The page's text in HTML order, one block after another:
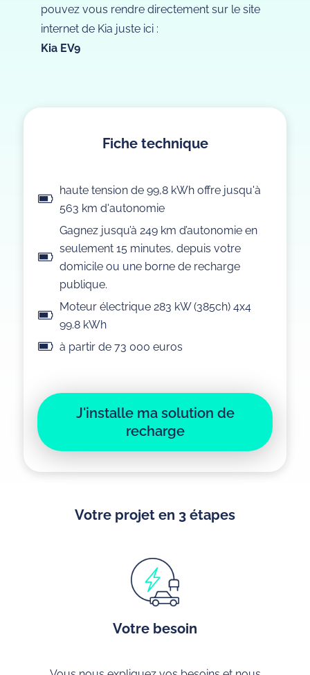
pouvez vous rendre directement sur le site
internet de Kia juste ici :
Kia EV9
Fiche technique
haute tension de 99,8 kWh offre jusqu'à
563 km d'autonomie
Gagnez jusqu’à 249 km d’autonomie en
seulement 15 minutes, depuis votre
domicile ou une borne de recharge
publique.
Moteur électrique 283 kW (385ch) 4x4
99.8 kWh
à partir de 73 000 euros
J'installe ma solution de
recharge
Votre projet en 3 étapes
Votre besoin